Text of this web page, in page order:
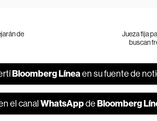
de
Jueza fija
buscan
Bloomberg Líneaen su fuente de
el canalWhatsAppde Bloomberg